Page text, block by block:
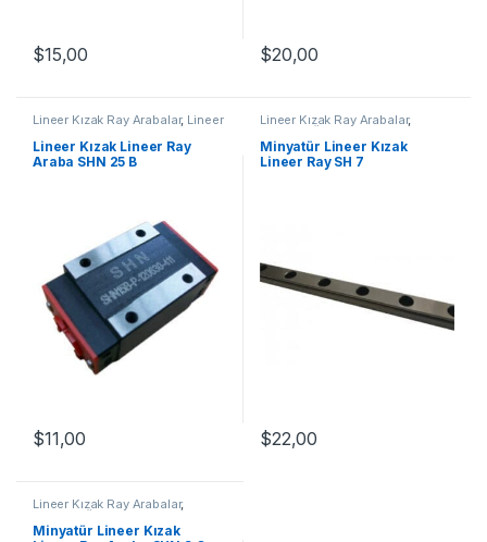
$15,00 $20,00
Lineer Kızak Ray Arabalar, Lineer
Ray Araba SHN B Serisi Mekanik
Ürünler
Lineer Kızak Lineer Ray
Araba SHN 25 B
$11,00
Lineer Kızak Ray Arabalar,
Mekanik Ürünler, Minyatür Lineer
Kızak Lineer Ray SH Serisi
Minyatür Lineer Kızak
Lineer Ray SH 7
$22,00
Lineer Kızak Ray Arabalar,
Mekanik Ürünler, Minyatür Lineer
Ray Araba SHN C Serisi
Minyatür Lineer Kızak